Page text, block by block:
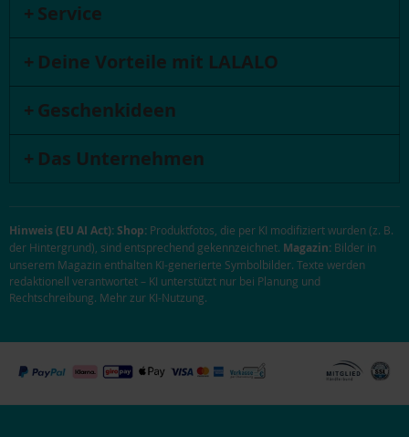
Service
Deine Vorteile mit LALALO
Geschenkideen
Das Unternehmen
Hinweis (EU AI Act):Shop: Produktfotos, die per KI modifiziert wurden (z. B.
der Hintergrund), sind entsprechend gekennzeichnet. Magazin: Bilder in
unserem Magazin enthalten KI-generierte Symbolbilder. Texte werden
redaktionell verantwortet – KI unterstützt nur bei Planung und
Rechtschreibung. Mehr zur KI-Nutzung.